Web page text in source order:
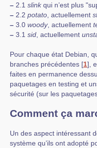
– 2.1 slinkqui n’est plus
– 2.2 potato , actuellement
– 3.0 woody, actuellement
– 3.1 sid , actuellement
Pour chaque état Debian,
branches précédentes [1] ,
faites en permanence
paquetages en testing et
sécurité (sur les
Comment ça
Un des aspect intéressant
système qu’ils ont adopté